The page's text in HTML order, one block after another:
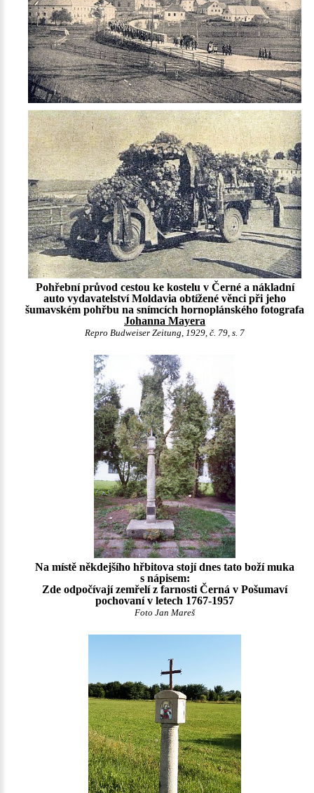
Pohřební průvod cestou ke kostelu v Černé a nákladní
auto vydavatelství Moldavia obtížené věnci při jeho
šumavském pohřbu na snímcích hornoplánského fotografa
Johanna Mayera
Repro Budweiser Zeitung, 1929, č. 79, s. 7
Na místě někdejšího hřbitova stojí dnes tato boží muka
s nápisem:
Zde odpočívají zemřelí z farnosti Černá v Pošumaví
pochovaní v letech 1767-1957
Foto Jan Mareš